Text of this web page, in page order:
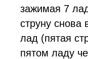
зажимая 7
струну снова
лад (пятая
пятом ладу